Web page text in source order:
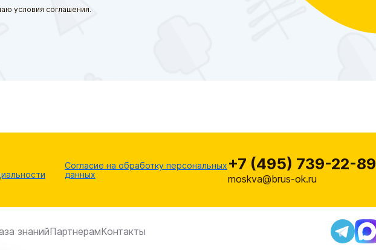
условия соглашения.
Согласие на обработку персональных
данных
+7 (495) 739-22-89
moskva@brus-ok.ru
знанийПартнерамКонтакты